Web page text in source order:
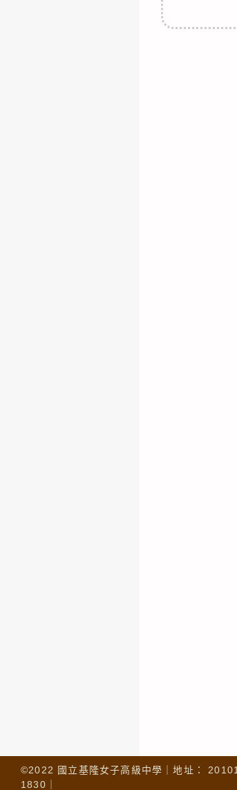
©2022 國立基隆女子高級中學｜地址：
1830｜